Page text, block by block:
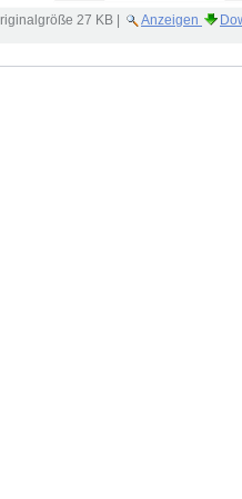
27 KB Anzeigen